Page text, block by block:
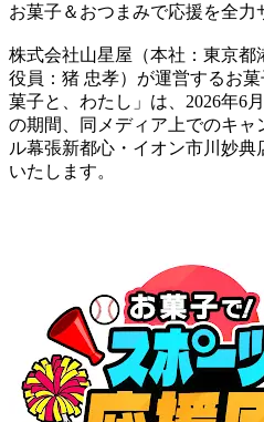
お菓子＆おつまみで応援を全力
株式会社山星屋（本社：東京
役員：猪 忠孝）が運営するお
菓子と、わたし」は、2026年6
の期間、同メディア上でのキ
ル幕張新都心・イオン市川妙
いたします。